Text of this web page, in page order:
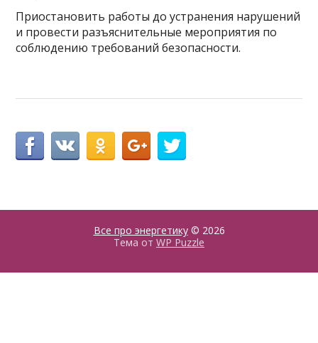
Приостановить работы до устранения нарушений
и провести разъяснительные мероприятия по
соблюдению требований безопасности.
Все про энергетику© 2026
Тема от WP Puzzle